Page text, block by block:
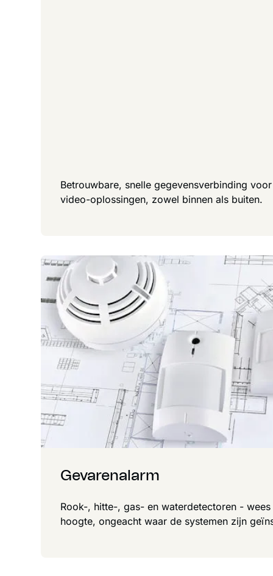
Betrouwbare, snelle gegevensverbinding
video-oplossingen, zowel binnen als buiten.
Gevarenalarm
Rook-, hitte-, gas- en waterdetectoren -
hoogte, ongeacht waar de systemen zijn